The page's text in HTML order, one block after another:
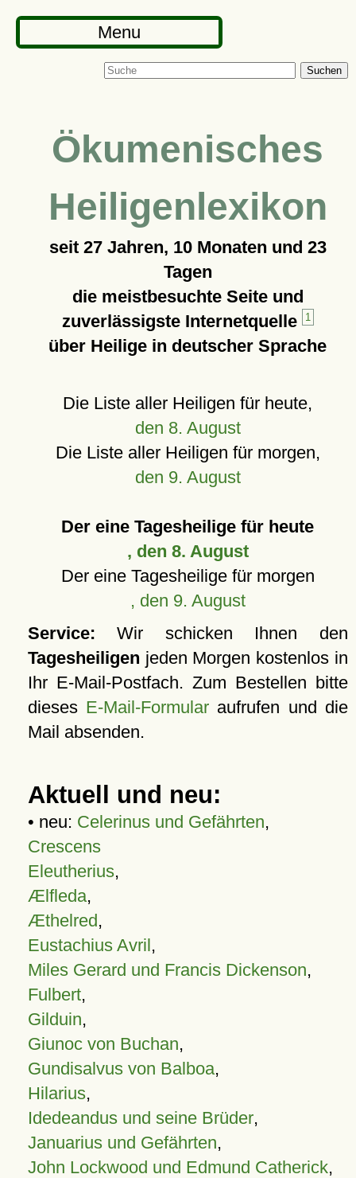
Menu
Suchen
Ökumenisches
Heiligenlexikon
seit 27 Jahren, 10 Monaten und 23
Tagen
die meistbesuchte Seite und
zuverlässigste Internetquelle
1
über Heilige in deutscher Sprache
Die Liste aller Heiligen für heute,
den 8. August
Die Liste aller Heiligen für morgen,
den 9. August
Der eine Tagesheilige für heute
, den 8. August
Der eine Tagesheilige für morgen
, den 9. August
Service: Wir schicken Ihnen den
Tagesheiligen jeden Morgen kostenlos in
Ihr E-Mail-Postfach. Zum Bestellen bitte
dieses E-Mail-Formular aufrufen und die
Mail absenden.
Aktuell und neu:
• neu: Celerinus und Gefährten,
Crescens
Eleutherius,
Ælfleda,
Æthelred,
Eustachius Avril,
Miles Gerard und Francis Dickenson,
Fulbert,
Gilduin,
Giunoc von Buchan,
Gundisalvus von Balboa,
Hilarius,
Idedeandus und seine Brüder,
Januarius und Gefährten,
John Lockwood und Edmund Catherick,